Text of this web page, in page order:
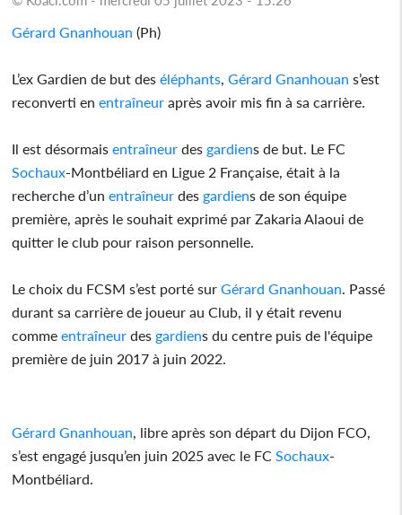
Gérard Gnanhouan (Ph)
L’ex Gardien de but deséléphants ,Gérard Gnanhouan s’est
reconverti enentraîneur après avoir mis fin à sa carrière.
Il est désormaisentraîneur des gardiens de but. Le FC
Sochaux-Montbéliard en Ligue 2 Française, était à la
recherche d’unentraîneur des gardiens de son équipe
première, après le souhait exprimé par Zakaria Alaoui de
quitter le club pour raison personnelle.
Le choix du FCSM s’est porté surGérard Gnanhouan . Passé
durant sa carrière de joueur au Club, il y était revenu
commeentraîneur des gardiens du centre puis de l'équipe
première de juin 2017 à juin 2022.
Gérard Gnanhouan , libre après son départ du Dijon FCO,
s’est engagé jusqu’en juin 2025 avec le FC Sochaux-
Montbéliard.